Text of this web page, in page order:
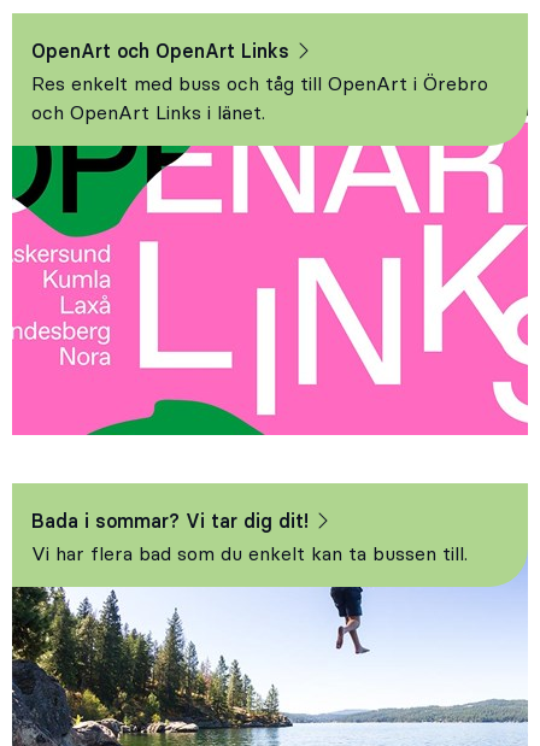
OpenArt och OpenArt Links
Res enkelt med buss och tåg till OpenArt i Örebro
och OpenArt Links i länet.
Bada i sommar? Vi tar dig dit!
Vi har flera bad som du enkelt kan ta bussen till.